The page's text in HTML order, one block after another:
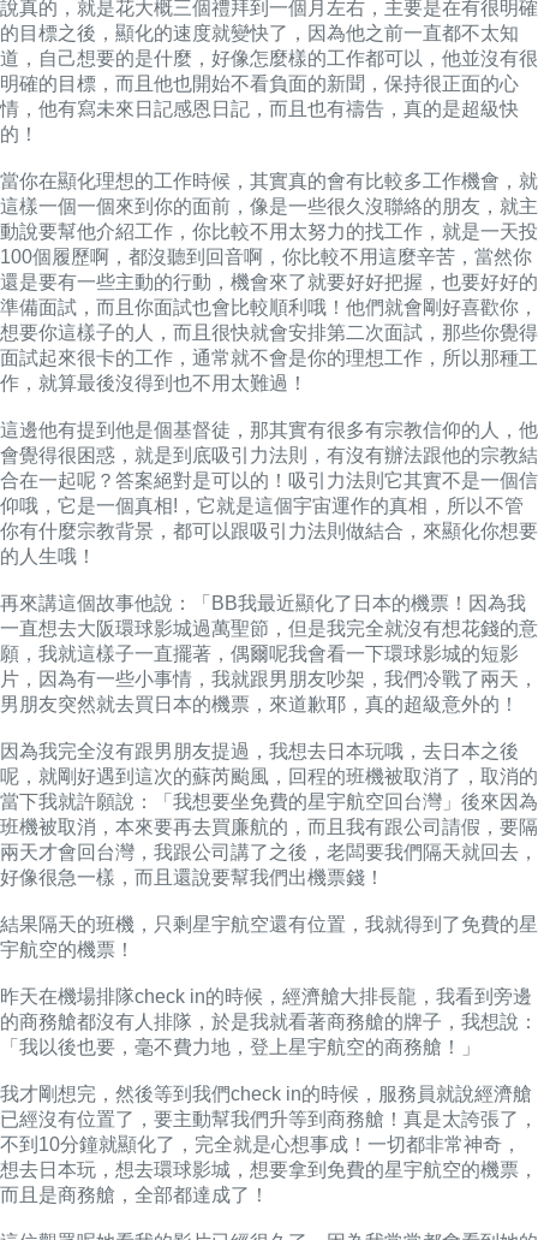
說真的，就是花大概三個禮拜到一個月左右，主要是在有很明確
的目標之後，顯化的速度就變快了，因為他之前一直都不太知
道，自己想要的是什麼，好像怎麼樣的工作都可以，他並沒有很
明確的目標，而且他也開始不看負面的新聞，保持很正面的心
情，他有寫未來日記感恩日記，而且也有禱告，真的是超級快
的！
當你在顯化理想的工作時候，其實真的會有比較多工作機會，就
這樣一個一個來到你的面前，像是一些很久沒聯絡的朋友，就主
動說要幫他介紹工作，你比較不用太努力的找工作，就是一天投
100個履歷啊，都沒聽到回音啊，你比較不用這麼辛苦，當然你
還是要有一些主動的行動，機會來了就要好好把握，也要好好的
準備面試，而且你面試也會比較順利哦！他們就會剛好喜歡你，
想要你這樣子的人，而且很快就會安排第二次面試，那些你覺得
面試起來很卡的工作，通常就不會是你的理想工作，所以那種工
作，就算最後沒得到也不用太難過！
這邊他有提到他是個基督徒，那其實有很多有宗教信仰的人，他
會覺得很困惑，就是到底吸引力法則，有沒有辦法跟他的宗教結
合在一起呢？答案絕對是可以的！吸引力法則它其實不是一個信
仰哦，它是一個真相!，它就是這個宇宙運作的真相，所以不管
你有什麼宗教背景，都可以跟吸引力法則做結合，來顯化你想要
的人生哦！
再來講這個故事他說：「BB我最近顯化了日本的機票！因為我
一直想去大阪環球影城過萬聖節，但是我完全就沒有想花錢的意
願，我就這樣子一直擺著，偶爾呢我會看一下環球影城的短影
片，因為有一些小事情，我就跟男朋友吵架，我們冷戰了兩天，
男朋友突然就去買日本的機票，來道歉耶，真的超級意外的！
因為我完全沒有跟男朋友提過，我想去日本玩哦，去日本之後
呢，就剛好遇到這次的蘇芮颱風，回程的班機被取消了，取消的
當下我就許願說：「我想要坐免費的星宇航空回台灣」後來因為
班機被取消，本來要再去買廉航的，而且我有跟公司請假，要隔
兩天才會回台灣，我跟公司講了之後，老闆要我們隔天就回去，
好像很急一樣，而且還說要幫我們出機票錢！
結果隔天的班機，只剩星宇航空還有位置，我就得到了免費的星
宇航空的機票！
昨天在機場排隊check in的時候，經濟艙大排長龍，我看到旁邊
的商務艙都沒有人排隊，於是我就看著商務艙的牌子，我想說：
「我以後也要，毫不費力地，登上星宇航空的商務艙！」
我才剛想完，然後等到我們check in的時候，服務員就說經濟艙
已經沒有位置了，要主動幫我們升等到商務艙！真是太誇張了，
不到10分鐘就顯化了，完全就是心想事成！一切都非常神奇，
想去日本玩，想去環球影城，想要拿到免費的星宇航空的機票，
而且是商務艙，全部都達成了！